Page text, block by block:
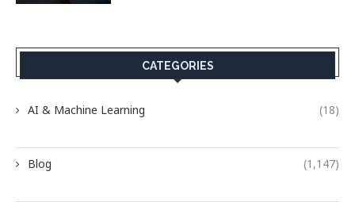
CATEGORIES
AI & Machine Learning (18)
Blog (1,147)